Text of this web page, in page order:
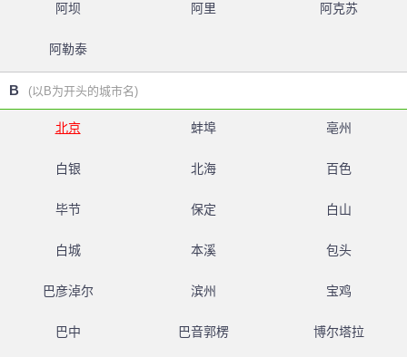
阿坝 阿里 阿克苏
阿勒泰
B (以B为开头的城市名)
北京 蚌埠 亳州
白银 北海 百色
毕节 保定 白山
白城 本溪 包头
巴彦淖尔 滨州 宝鸡
巴中 巴音郭楞 博尔塔拉